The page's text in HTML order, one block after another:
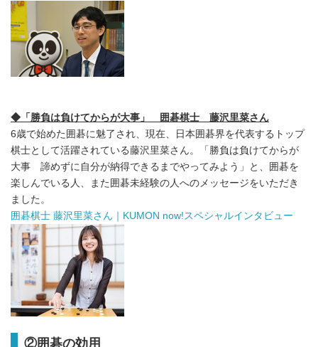
◆「勝負は負けてからが大事」 囲碁棋士 藤沢里菜さん
6歳で始めた囲碁に魅了され、現在、日本囲碁界を代表するトップ
棋士として活躍されている藤沢里菜さん。「勝負は負けてからが
大事 諦めずに自分が納得できるまでやってみよう」と、囲碁を
楽しんでいる人、また囲碁未経験の人へのメッセージをいただき
ました。
囲碁棋士 藤沢里菜さん｜KUMON now!スペシャルインタビュー
②囲碁の効用